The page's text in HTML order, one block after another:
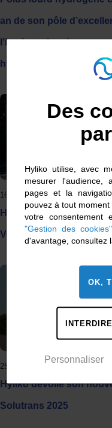
an de son pôle
l’implantation de sa
hydrogène à Tremblay-
Hyliko et Brétéché,
Vendée
16 octobre 2025
Hyliko dévoile son
Solutrans 2025
25 septembre 2025
Des
Hyliko utilise, avec
mesurer l'audience,
pages et la
pouvez à tout
votre consentement
"Gestion des cookies"
d'avantage, consultez
OK,
Personnaliser